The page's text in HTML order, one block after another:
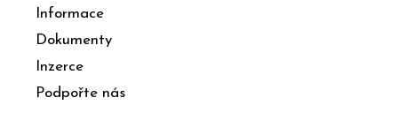
Informace
Dokumenty
Inzerce
Podpořte nás